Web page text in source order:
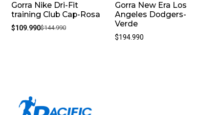
-24%
Gorra Nike Dri-Fit
training Club Cap-Rosa
$109.990$144.990
Gorra New Era Los
Angeles Dodgers-
Verde
$194.990